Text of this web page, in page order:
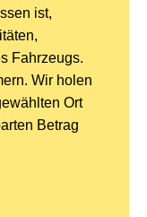
ist,
Fahrzeugs.
Wir holen
Ort
Betrag